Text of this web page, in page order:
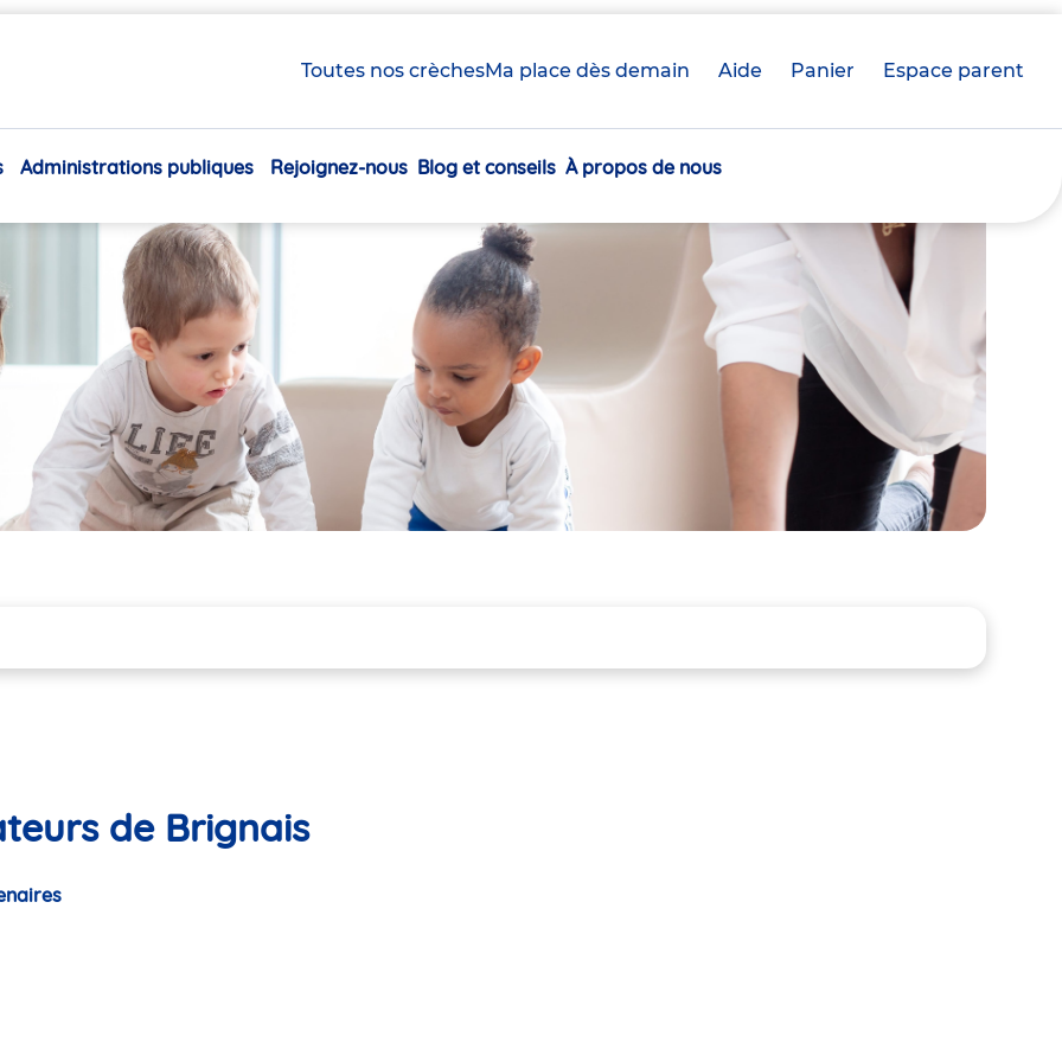
Toutes nos crèchesMa place dès demain Aide Panier crèche(s)
Espace parent
Navigation
Administrations publiques Rejoignez-nous Blog et conseils À propos de nous
de Brignais